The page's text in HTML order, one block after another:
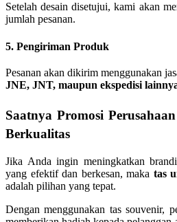
Setelah desain disetujui, kami akan
jumlah pesanan.
5. Pengiriman Produk
Pesanan akan dikirim menggunakan
JNE, JNT, maupun ekspedisi
Saatnya Promosi
Berkualitas
Jika Anda ingin meningkatkan
yang efektif dan berkesan, maka tas
adalah pilihan yang tepat.
Dengan menggunakan tas souvenir,